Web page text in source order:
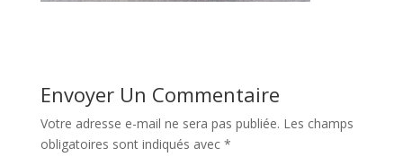
Envoyer Un Commentaire
Votre adresse e-mail ne sera pas publiée. Les champs
obligatoires sont indiqués avec *